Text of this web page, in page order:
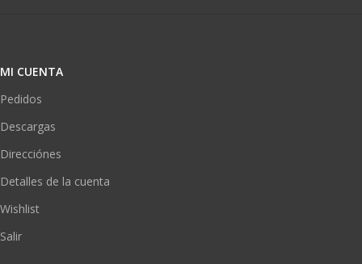
MI CUENTA
Pedidos
Descargas
Direcciónes
Detalles de la cuenta
Wishlist
Salir